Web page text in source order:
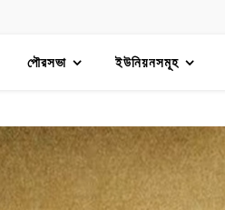
পৌরসভা ইউনিয়নসমূহ